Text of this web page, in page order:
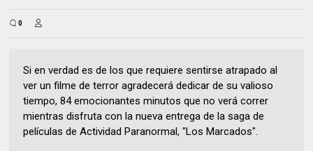
0
Si en verdad es de los que requiere sentirse atrapado al
ver un filme de terror agradecerá dedicar de su valioso
tiempo, 84 emocionantes minutos que no verá correr
mientras disfruta con la nueva entrega de la saga de
películas de Actividad Paranormal, "Los Marcados".